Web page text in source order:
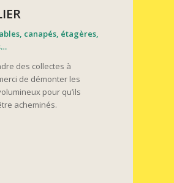
canapés, étagères,
des collectes à
de démonter les
pour qu’ils
acheminés.